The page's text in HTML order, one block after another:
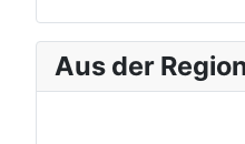
Aus der